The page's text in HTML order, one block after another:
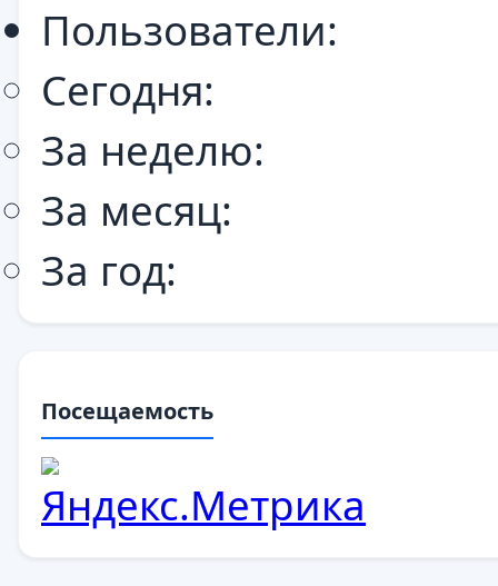
Пользователи:
Сегодня:
За неделю:
За месяц:
За год:
Посещаемость